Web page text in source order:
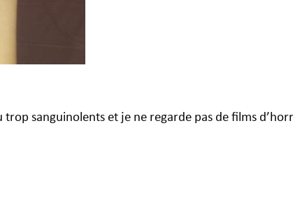
trop sanguinolents et je ne regarde pas de films